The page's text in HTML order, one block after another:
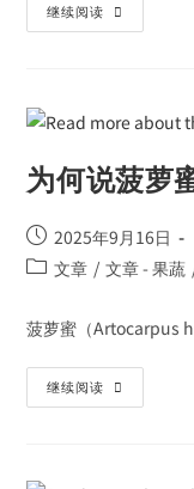
继续阅读
为何说菠萝
2025年9月16日
文章 / 文章 - 果蔬
菠萝蜜（Artocarpus
继续阅读